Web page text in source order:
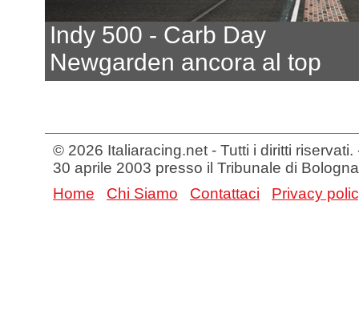
Indy 500 - Carb Day
Newgarden ancora al top
© 2026 Italiaracing.net - Tutti i diritti
30 aprile 2003 presso il Tribunale di Bologna
Home
Chi Siamo Contattaci Privacy